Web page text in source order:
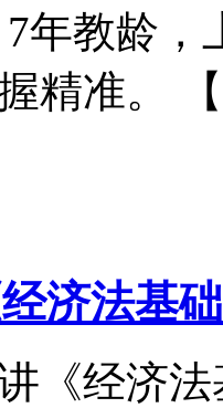
年教龄
精准。
济法基
《经济